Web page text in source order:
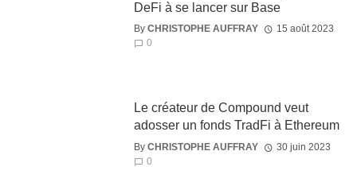
DeFi à se lancer sur Base
By CHRISTOPHE AUFFRAY
15 août 2023
0
Le créateur de Compound veut
adosser un fonds TradFi à Ethereum
By CHRISTOPHE AUFFRAY
30 juin 2023
0